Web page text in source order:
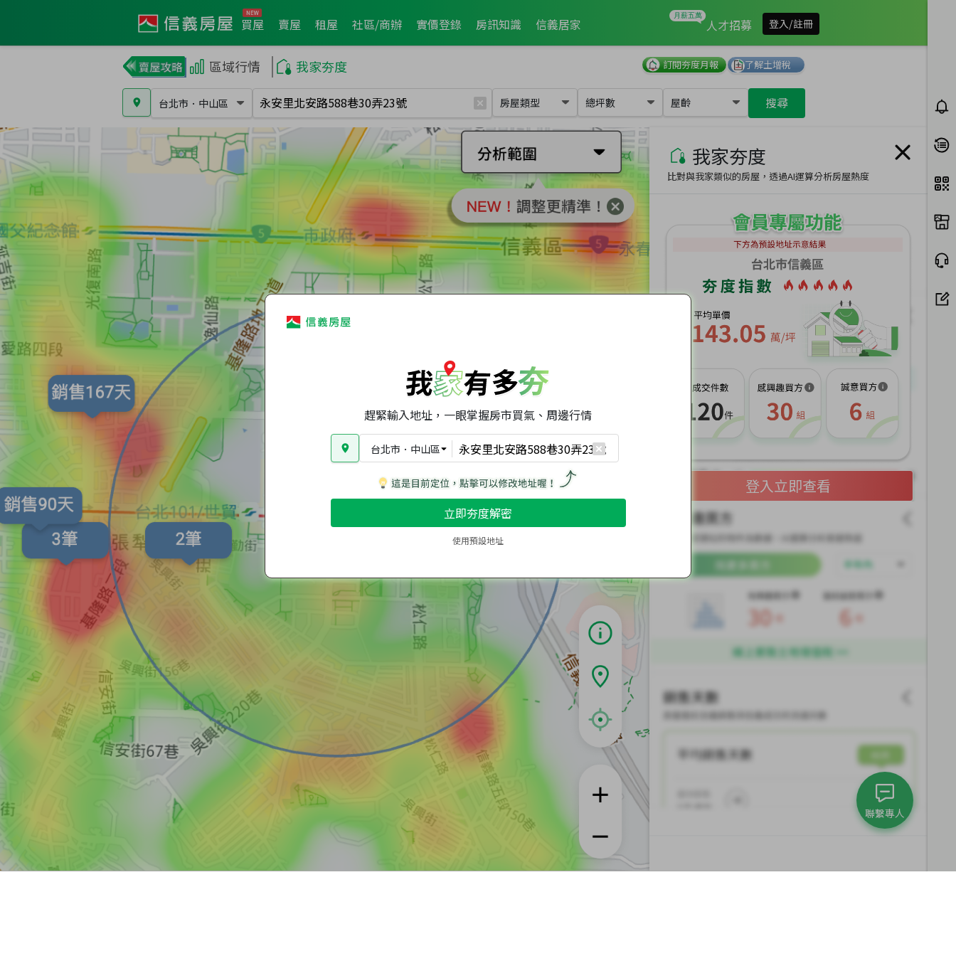
買屋 賣屋 租屋 社區/商辦 實價登錄 房訊知識 信義居家 人才招募 登入/註冊
區域行情 我家夯度 訂閱夯度月報 了解土增稅
台北市 ． 中山區 房屋類型 總坪數 屋齡 搜尋
趕緊輸入地址，一眼掌握房市買氣、周邊行情
台北市 ． 中山區
立即夯度解密
使用預設地址
我家夯度
比對與我家類似的房屋，透過AI運算分析房屋熱度
登入立即查看
聯繫專人